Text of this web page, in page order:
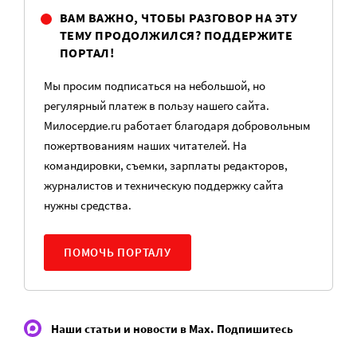
ВАМ ВАЖНО, ЧТОБЫ РАЗГОВОР НА ЭТУ
ТЕМУ ПРОДОЛЖИЛСЯ? ПОДДЕРЖИТЕ
ПОРТАЛ!
Мы просим подписаться на небольшой, но
регулярный платеж в пользу нашего сайта.
Милосердие.ru работает благодаря добровольным
пожертвованиям наших читателей. На
командировки, съемки, зарплаты редакторов,
журналистов и техническую поддержку сайта
нужны средства.
ПОМОЧЬ ПОРТАЛУ
Наши статьи и новости в Max. Подпишитесь